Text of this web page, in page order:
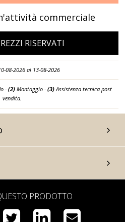
commerciale
RISERVATI
08-2026 al 13-08-2026
-(2)Montaggio - (3)Assistenza tecnica post
vendita.
PRODOTTO